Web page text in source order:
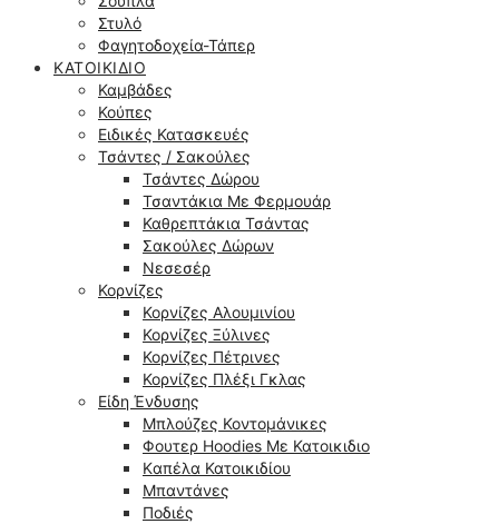
Στυλό
Φαγητοδοχεία-Τάπερ
ΚΑΤΟΙΚΊΔΙΟ
Καμβάδες
Κούπες
Ειδικές Κατασκευές
Τσάντες / Σακούλες
Τσάντες Δώρου
Τσαντάκια Με Φερμουάρ
Καθρεπτάκια Τσάντας
Σακούλες Δώρων
Νεσεσέρ
Κορνίζες
Κορνίζες Αλουμινίου
Κορνίζες Ξύλινες
Κορνίζες Πέτρινες
Κορνίζες Πλέξι Γκλας
Είδη Ένδυσης
Μπλούζες Κοντομάνικες
Φουτερ Hoodies Με Κατοικιδιο
Kαπέλα Κατοικιδίου
Μπαντάνες
Ποδιές